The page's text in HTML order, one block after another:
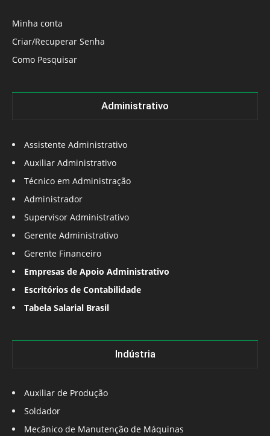
Minha conta
Criar/Recuperar Senha
Como Pesquisar
Administrativo
Assistente Administrativo
Auxiliar Administrativo
Técnico em Administração
Administrador
Supervisor Administrativo
Gerente Administrativo
Gerente Financeiro
Empresas de Apoio Administrativo
Escritórios de Contabilidade
Tabela Salarial Brasil
Indústria
Auxiliar de Produção
Soldador
Mecânico de Manutenção de Máquinas